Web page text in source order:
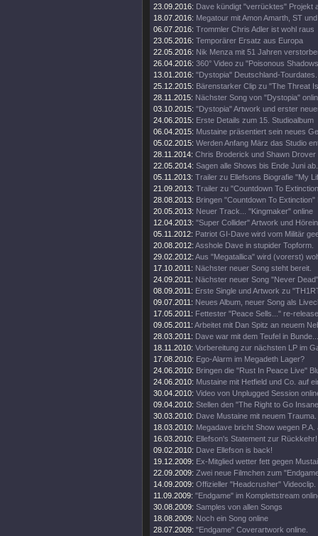
23.09.2016: Dave kündigt "verrücktes" Projekt
18.07.2016: Megatour mit Amon Amarth, ST
06.07.2016: Trommler Chris Adler ist wohl raus
23.05.2016: Temporärer Ersatz aus Europa
22.05.2016: Nik Menza mit 51 Jahren
26.04.2016: 360° Video zu "Poisonous
13.01.2016: "Dystopia" Deutschland-Tourdates.
25.12.2015: Bärenstarker Clip zu "The Threat
28.11.2015: Nächster Song von "Dystopia"
03.10.2015: "Dystopia" Artwork und erster
24.06.2015: Erste Details zum 15. Studioalbum
06.04.2015: Mustaine präsentiert sein neues
05.02.2015: Werden Anfang März das Studio
28.11.2014: Chris Broderick und Shawn
22.05.2014: Sagen alle Shows bis Ende Juni ab.
05.11.2013: Trailer zu Ellefsons Biografie "My
21.09.2013: Trailer zu "Countdown To
28.08.2013: Bringen "Countdown To Extinction"
20.05.2013: Neuer Track... "Kingmaker" online
12.04.2013: "Super Collider" Artwork und
05.11.2012: Patriot GI-Dave wird vom Militär
20.08.2012: Asshole Dave in stupider Topform.
29.02.2012: Aus "Megatallica" wird (vorerst)
17.10.2011: Nächster neuer Song steht bereit.
24.09.2011: Nächster neuer Song "Never
08.09.2011: Erste Single und Artwork zu
09.07.2011: Neues Album, neuer Song als
17.05.2011: Fettester "Peace Sells..." re-
09.05.2011: Arbeitet mit Dan Spitz an neuem
28.03.2011: Dave war mit dem Teufel in Bunde...
18.11.2010: Vorbereitung zur nächsten LP im
17.08.2010: Ego-Alarm im Megadeth Lager?
24.06.2010: Bringen die "Rust In Peace Live"
24.06.2010: Mustaine mit Hetfield und Co. auf
30.04.2010: Video von Unplugged Session
09.04.2010: Stellen den "The Right to Go
30.03.2010: Dave Mustaine mit neuem Trauma.
18.03.2010: Megadave bricht Show wegen P.A.
16.03.2010: Ellefson's Statement zur Rückkehr!
09.02.2010: Dave Ellefson is back!
19.12.2009: Ex-Mitglied wetter fett gegen
22.09.2009: Zwei neue Filmchen zum
14.09.2009: Offizieller "Headcrusher" Videoclip.
11.09.2009: "Endgame" im Komplettstream
30.08.2009: Samples von allen Songs
18.08.2009: Noch ein Song online
28.07.2009: "Endgame" Coverartwork online.